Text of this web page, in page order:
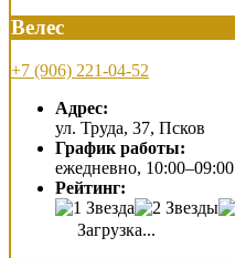
Велес
+7 (906) 221-04-52
Адрес:
ул. Труда, 37, Псков
График работы:
ежедневно, 10:00–09:00
Рейтинг:
Загрузка...